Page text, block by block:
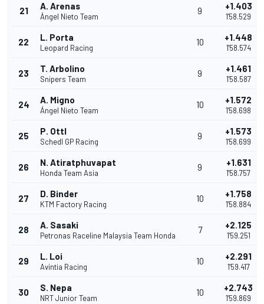
21 A. Arenas
Ángel Nieto Team
9 +1.403
1'58.529
22 L. Porta
Leopard Racing
10 +1.448
1'58.574
23 T. Arbolino
Snipers Team
9 +1.461
1'58.587
24 A. Migno
Ángel Nieto Team
10 +1.572
1'58.698
25 P. Ottl
Schedl GP Racing
9 +1.573
1'58.699
26 N. Atiratphuvapat
Honda Team Asia
9 +1.631
1'58.757
27 D. Binder
KTM Factory Racing
10 +1.758
1'58.884
28 A. Sasaki
Petronas Raceline Malaysia Team Honda
7 +2.125
1'59.251
29 L. Loi
Avintia Racing
10 +2.291
1'59.417
30 S. Nepa
NRT Junior Team
10 +2.743
1'59.869